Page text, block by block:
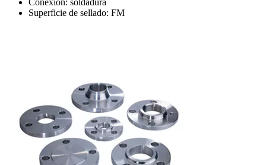
Conexión: soldadura
Superficie de sellado: FM